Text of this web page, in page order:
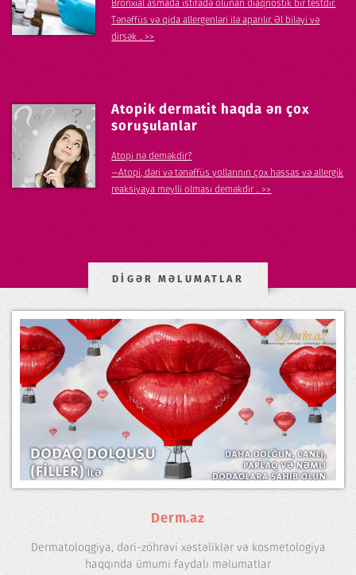
Bronxial asmada istifadə olunan diaqnostik bir testdir.
Tənəffüs və qida allergenləri ilə aparılır. Əl biləyi və
dirsək .. >>
Atopik dermatit haqda ən çox
soruşulanlar
Atopi nə deməkdir?
—Atopi, dəri və tənəffüs yollarının çox həssas və allergik
reaksiyaya meylli olması deməkdir .. >>
DİGƏR MƏLUMATLAR
Derm.az
Dermatoloqgiya, dəri-zöhrəvi xəstəliklər və kosmetologiya
haqqında ümumi faydalı məlumatlar